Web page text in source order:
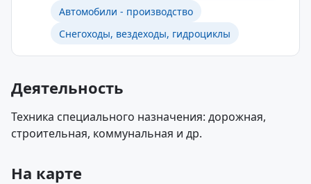
Автомобили - производство
Снегоходы, вездеходы, гидроциклы
Деятельность
Техника специального назначения: дорожная,
строительная, коммунальная и др.
На карте